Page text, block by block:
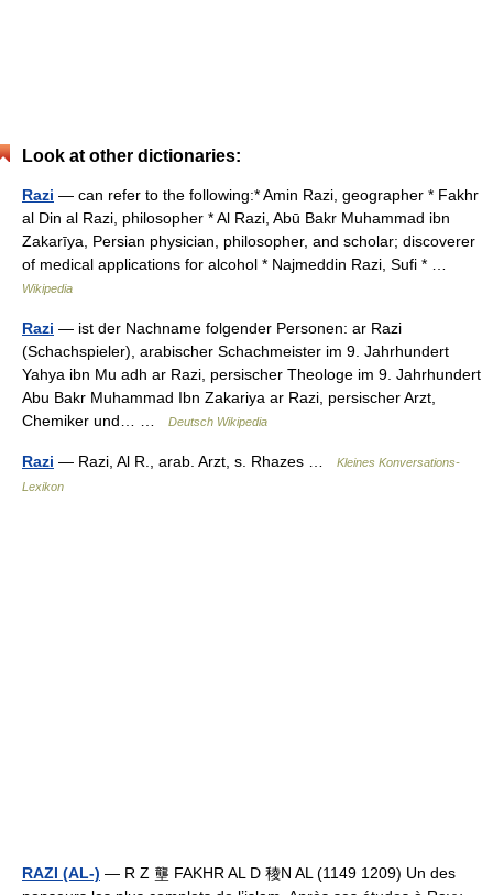
Look at other dictionaries:
Razi — can refer to the following:* Amin Razi, geographer * Fakhr
al Din al Razi, philosopher * Al Razi, Abū Bakr Muhammad ibn
Zakarīya, Persian physician, philosopher, and scholar; discoverer
of medical applications for alcohol * Najmeddin Razi, Sufi * …
Wikipedia
Razi — ist der Nachname folgender Personen: ar Razi
(Schachspieler), arabischer Schachmeister im 9. Jahrhundert
Yahya ibn Mu adh ar Razi, persischer Theologe im 9. Jahrhundert
Abu Bakr Muhammad Ibn Zakariya ar Razi, persischer Arzt,
Chemiker und… …
Deutsch Wikipedia
Razi — Razi, Al R., arab. Arzt, s. Rhazes …
Kleines Konversations-
Lexikon
RAZI (AL-) — R Z 壟 FAKHR AL D 稜N AL (1149 1209) Un des